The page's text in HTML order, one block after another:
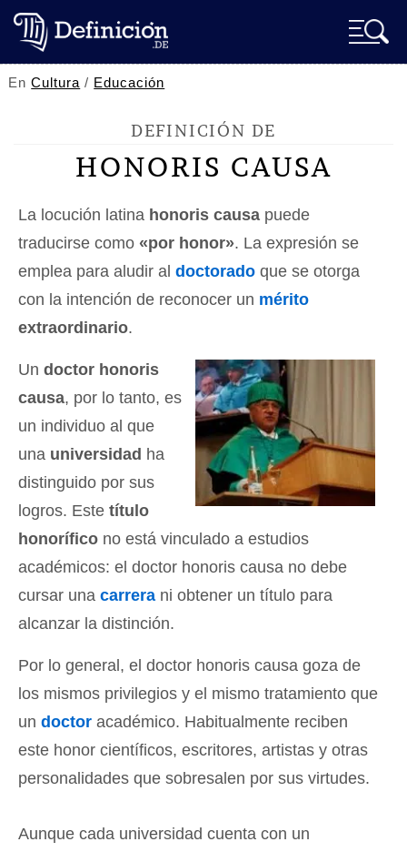
EnCultura / Educación
DEFINICIÓN DE
HONORIS CAUSA
La locución latina honoris causa puede
traducirse como «por honor». La expresión se
emplea para aludir al doctorado que se otorga
con la intención de reconocer un mérito
extraordinario.
Un doctor honoris
causa, por lo tanto, es
un individuo al que
una universidad ha
distinguido por sus
logros. Este título
honorífico no está vinculado a estudios
académicos: el doctor honoris causa no debe
cursar una carrera ni obtener un título para
alcanzar la distinción.
Por lo general, el doctor honoris causa goza de
los mismos privilegios y el mismo tratamiento que
un doctor académico. Habitualmente reciben
este honor científicos, escritores, artistas y otras
personalidades que sobresalen por sus virtudes.
Aunque cada universidad cuenta con un